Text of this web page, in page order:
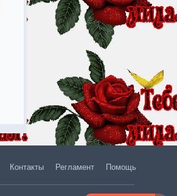
Контакты Регламент Помощь